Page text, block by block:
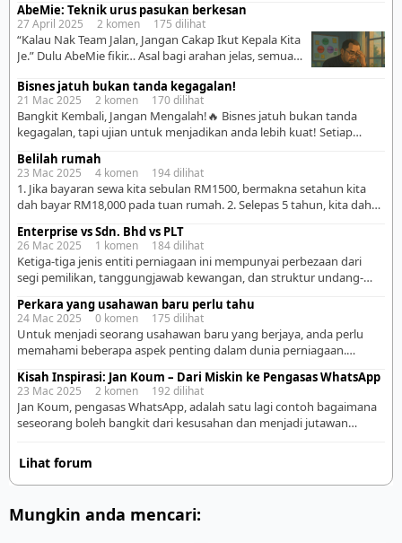
sampaikan. Saya ringkaskan untuk senang ikut: . ✅
Langkah 1: Tentukan Niche & Produk Tanya diri: • Apa
masalah yang orang sanggup bayar untuk selesaikan?
• Apa yang saya minat, tahu atau […]
AbeMie: Teknik urus pasukan berkesan
27 April 2025 2 komen 175 dilihat
“Kalau Nak Team Jalan, Jangan Cakap Ikut Kepala Kita
Je.” Dulu AbeMie fikir… Asal bagi arahan jelas, semua
orang mesti semangat. Tapi pelik… Ada yang faham
tapi tak gerak. Ada yang gerak tapi tak ikut flow. Ada
yang blur walau dah explain 3 kali. Rupanya… cara kita
[…]
Bisnes jatuh bukan tanda kegagalan!
21 Mac 2025 2 komen 170 dilihat
Bangkit Kembali, Jangan Mengalah!🔥 Bisnes jatuh bukan tanda
kegagalan, tapi ujian untuk menjadikan anda lebih kuat! Setiap
berjaya bukan kerana mereka tak pernah gagal, tetapi kerana
mereka tak pernah berhenti! Ingat balik kenapa anda mulakan
bisnes ini? Apa impian anda? Apa matlamat besar anda? Jangan
biarkan kegagalan […]
Belilah rumah
23 Mac 2025 4 komen 194 dilihat
1. Jika bayaran sewa kita sebulan RM1500, bermakna setahun kita
dah bayar RM18,000 pada tuan rumah. 2. Selepas 5 tahun, kita dah
RM90,000 sahaja! 3. Jika kita belum ada apa apa simpanan, nasihat
saya. Setidaknya ada 10% jumlah simpanan dari harga rumah kita
nak beli. Jika tiada? 4. […]
Enterprise vs Sdn. Bhd vs PLT
26 Mac 2025 1 komen 184 dilihat
Ketiga-tiga jenis entiti perniagaan ini mempunyai perbezaan dari
segi pemilikan, tanggungjawab kewangan, dan struktur undang-
Mudah – Dimiliki oleh seorang individu (pemilikan tunggal) atau
lebih daripada seorang (perkongsian). ✅ Kos Pendaftaran Rendah –
Lebih murah untuk didaftarkan di bawah Suruhanjaya Syarikat
Malaysia (SSM). ✅ Tanggungjawab Kewangan Tidak […]
Perkara yang usahawan baru perlu tahu
24 Mac 2025 0 komen 175 dilihat
Untuk menjadi seorang usahawan baru yang berjaya, anda perlu
memahami beberapa aspek penting dalam dunia perniagaan.
Keusahawanan ✅ Mentaliti yang kuat – Keusahawanan memerlukan
kesabaran, daya tahan, dan keberanian untuk menghadapi cabaran.
✅ Kesediaan untuk belajar – Anda perlu terus belajar tentang
pasaran, strategi, dan […]
Kisah Inspirasi: Jan Koum – Dari Miskin ke Pengasas WhatsApp
23 Mac 2025 2 komen 192 dilihat
Jan Koum, pengasas WhatsApp, adalah satu lagi contoh bagaimana
seseorang boleh bangkit dari kesusahan dan menjadi jutawan
dilahirkan pada tahun 1976 di sebuah perkampungan kecil di
Ukraine yang ketika itu masih di bawah pemerintahan Soviet Union.
Kehidupan di sana sangat susah, dan keluarganya hidup dalam
Lihat forum
Mungkin anda mencari: